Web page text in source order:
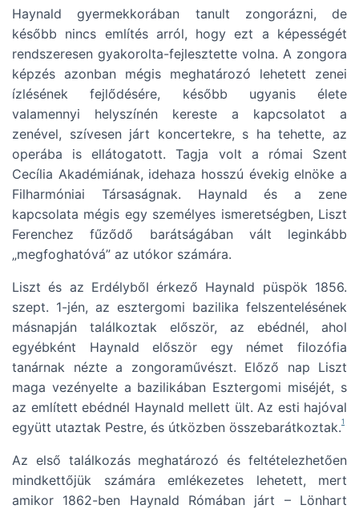
Haynald gyermekkorában tanult zongorázni, de
később nincs említés arról, hogy ezt a képességét
rendszeresen gyakorolta-fejlesztette volna. A zongora
képzés azonban mégis meghatározó lehetett zenei
ízlésének fejlődésére, később ugyanis élete
valamennyi helyszínén kereste a kapcsolatot a
zenével, szívesen járt koncertekre, s ha tehette, az
operába is ellátogatott. Tagja volt a római Szent
Cecília Akadémiának, idehaza hosszú évekig elnöke a
Filharmóniai Társaságnak. Haynald és a zene
kapcsolata mégis egy személyes ismeretségben, Liszt
Ferenchez fűződő barátságában vált leginkább
„megfoghatóvá” az utókor számára.
Liszt és az Erdélyből érkező Haynald püspök 1856.
szept. 1-jén, az esztergomi bazilika felszentelésének
másnapján találkoztak először, az ebédnél, ahol
egyébként Haynald először egy német filozófia
tanárnak nézte a zongoraművészt. Előző nap Liszt
maga vezényelte a bazilikában Esztergomi miséjét, s
az említett ebédnél Haynald mellett ült. Az esti hajóval
együtt utaztak Pestre, és útközben összebarátkoztak.1
Az első találkozás meghatározó és feltételezhetően
mindkettőjük számára emlékezetes lehetett, mert
amikor 1862-ben Haynald Rómában járt – Lönhart